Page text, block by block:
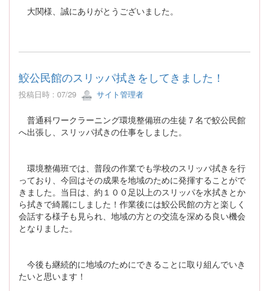
大関様、誠にありがとうございました。
鮫公民館のスリッパ拭きをしてきました！
投稿日時 : 07/29 サイト管理者
普通科ワークラーニング環境整備班の生徒７名で鮫公民館
へ出張し、スリッパ拭きの仕事をしました。
環境整備班では、普段の作業でも学校のスリッパ拭きを行
っており、今回はその成果を地域のために発揮することがで
きました。当日は、約１００足以上のスリッパを水拭きとか
ら拭きで綺麗にしました！作業後には鮫公民館の方と楽しく
会話する様子も見られ、地域の方との交流を深める良い機会
となりました。
今後も継続的に地域のためにできることに取り組んでいき
たいと思います！